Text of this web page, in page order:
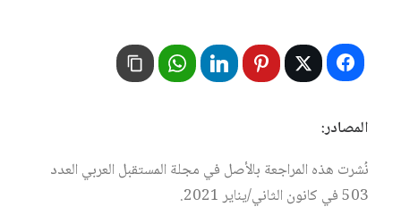
المصادر:
نُشرت هذه المراجعة بالأصل في مجلة المستقبل العربي العدد
503 في كانون الثاني/يناير 2021.